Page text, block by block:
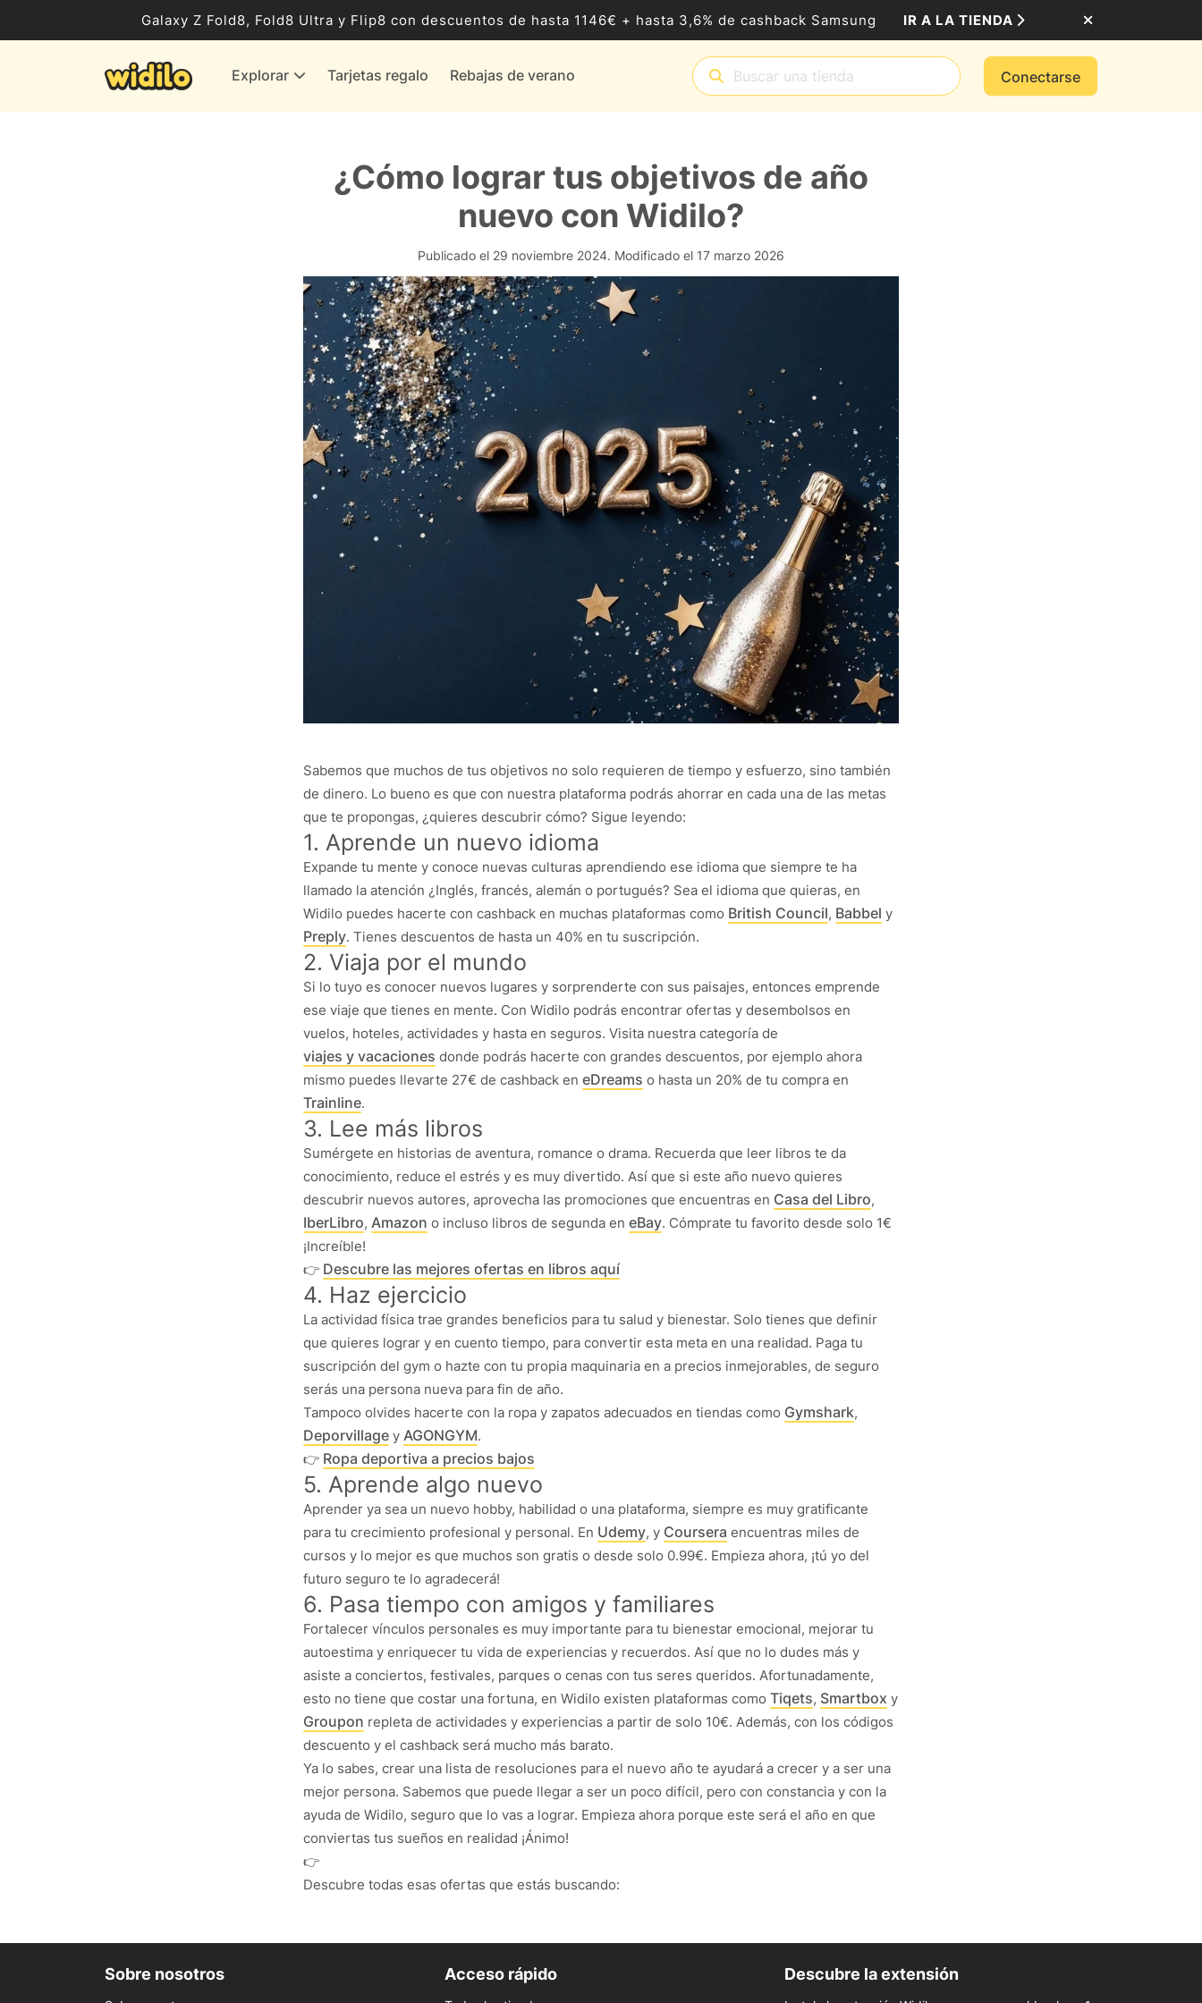
Galaxy Z Fold8, Fold8 Ultra y Flip8 con descuentos de hasta 1146€ + hasta 3,6% de cashback Samsung IR A LA TIENDA
Explorar Tarjetas regalo Rebajas de verano Conectarse
Ocio, Entretenimiento y Cultura
Proveedores de gas y energía
¿Cómo lograr tus objetivos de año
nuevo con Widilo?
Publicado el 29 noviembre 2024. Modificado el 17 marzo 2026
Sabemos que muchos de tus objetivos no solo requieren de tiempo y esfuerzo, sino también
de dinero. Lo bueno es que con nuestra plataforma podrás ahorrar en cada una de las metas
que te propongas, ¿quieres descubrir cómo? Sigue leyendo:
1. Aprende un nuevo idioma
Expande tu mente y conoce nuevas culturas aprendiendo ese idioma que siempre te ha
llamado la atención ¿Inglés, francés, alemán o portugués? Sea el idioma que quieras, en
Widilo puedes hacerte con cashback en muchas plataformas como British Council, Babbel y
Preply. Tienes descuentos de hasta un 40% en tu suscripción.
2. Viaja por el mundo
Si lo tuyo es conocer nuevos lugares y sorprenderte con sus paisajes, entonces emprende
ese viaje que tienes en mente. Con Widilo podrás encontrar ofertas y desembolsos en
vuelos, hoteles, actividades y hasta en seguros. Visita nuestra categoría de
viajes y vacaciones donde podrás hacerte con grandes descuentos, por ejemplo ahora
mismo puedes llevarte 27€ de cashback en eDreams o hasta un 20% de tu compra en
Trainline.
3. Lee más libros
Sumérgete en historias de aventura, romance o drama. Recuerda que leer libros te da
conocimiento, reduce el estrés y es muy divertido. Así que si este año nuevo quieres
descubrir nuevos autores, aprovecha las promociones que encuentras en Casa del Libro,
IberLibro, Amazon o incluso libros de segunda en eBay. Cómprate tu favorito desde solo 1€
¡Increíble!
👉 Descubre las mejores ofertas en libros aquí
4. Haz ejercicio
La actividad física trae grandes beneficios para tu salud y bienestar. Solo tienes que definir
que quieres lograr y en cuento tiempo, para convertir esta meta en una realidad. Paga tu
suscripción del gym o hazte con tu propia maquinaria en a precios inmejorables, de seguro
serás una persona nueva para fin de año.
Tampoco olvides hacerte con la ropa y zapatos adecuados en tiendas como Gymshark,
Deporvillage y AGONGYM.
👉 Ropa deportiva a precios bajos
5. Aprende algo nuevo
Aprender ya sea un nuevo hobby, habilidad o una plataforma, siempre es muy gratificante
para tu crecimiento profesional y personal. En Udemy, y Coursera encuentras miles de
cursos y lo mejor es que muchos son gratis o desde solo 0.99€. Empieza ahora, ¡tú yo del
futuro seguro te lo agradecerá!
6. Pasa tiempo con amigos y familiares
Fortalecer vínculos personales es muy importante para tu bienestar emocional, mejorar tu
autoestima y enriquecer tu vida de experiencias y recuerdos. Así que no lo dudes más y
asiste a conciertos, festivales, parques o cenas con tus seres queridos. Afortunadamente,
esto no tiene que costar una fortuna, en Widilo existen plataformas como Tiqets, Smartbox y
Groupon repleta de actividades y experiencias a partir de solo 10€. Además, con los códigos
descuento y el cashback será mucho más barato.
Ya lo sabes, crear una lista de resoluciones para el nuevo año te ayudará a crecer y a ser una
mejor persona. Sabemos que puede llegar a ser un poco difícil, pero con constancia y con la
ayuda de Widilo, seguro que lo vas a lograr. Empieza ahora porque este será el año en que
conviertas tus sueños en realidad ¡Ánimo!
👉
Descubre todas esas ofertas que estás buscando:
Sobre nosotros Acceso rápido Descubre la extensión